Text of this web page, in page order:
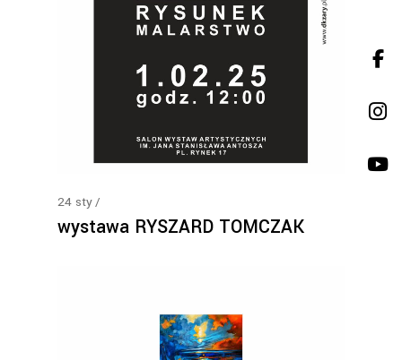
24 sty
wystawa RYSZARD TOMCZAK